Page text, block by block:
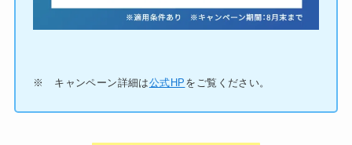
※ キャンペーン詳細は公式HP をご覧ください。